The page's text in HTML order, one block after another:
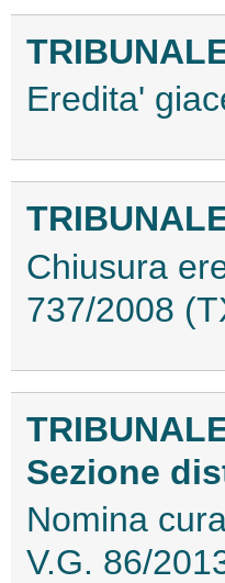
Eredita'
Chiusura
737/2008
Sezione
Nomina
V.G. 86/